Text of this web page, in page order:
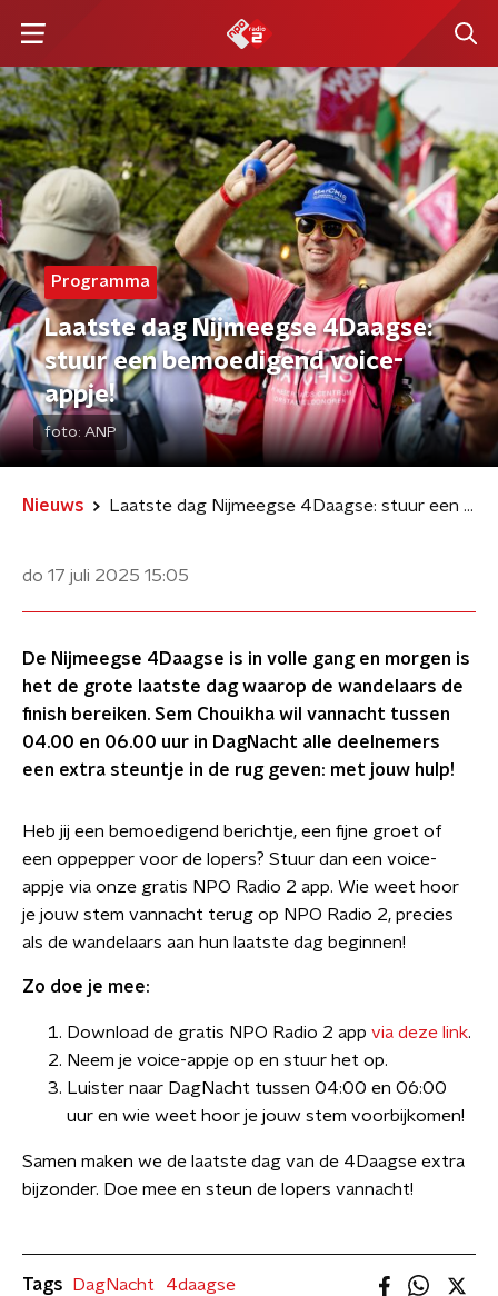
Programma
Laatste dag Nijmeegse 4Daagse:
stuur een bemoedigend voice-
appje!
foto: ANP
Nieuws Laatste dag Nijmeegse 4Daagse: stuur een bemoedigend voice-appje!
do 17 juli 2025 15:05
De Nijmeegse 4Daagse is in volle gang en morgen is
het de grote laatste dag waarop de wandelaars de
finish bereiken. Sem Chouikha wil vannacht tussen
04.00 en 06.00 uur in DagNacht alle deelnemers
een extra steuntje in de rug geven: met jouw hulp!
Heb jij een bemoedigend berichtje, een fijne groet of
een oppepper voor de lopers? Stuur dan een voice-
appje via onze gratis NPO Radio 2 app. Wie weet hoor
je jouw stem vannacht terug op NPO Radio 2, precies
als de wandelaars aan hun laatste dag beginnen!
Zo doe je mee:
Download de gratis NPO Radio 2 app via deze link.
Neem je voice-appje op en stuur het op.
Luister naar DagNacht tussen 04:00 en 06:00
uur en wie weet hoor je jouw stem voorbijkomen!
Samen maken we de laatste dag van de 4Daagse extra
bijzonder. Doe mee en steun de lopers vannacht!
Tags DagNacht
4daagse